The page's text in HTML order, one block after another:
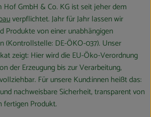
GmbH & Co. KG ist seit jeher dem
verpflichtet. Jahr für Jahr lassen wir
Produkte von einer unabhängigen
(Kontrollstelle: DE-ÖKO-037). Unser
zeigt: Hier wird die EU-Öko-Verordnung
der Erzeugung bis zur Verarbeitung,
Für unsere Kund:innen heißt das:
nachweisbare Sicherheit, transparent von
fertigen Produkt.